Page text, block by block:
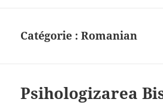
Catégorie :Romanian
Psihologizarea